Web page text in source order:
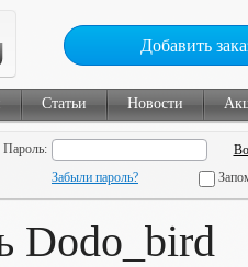
Добавить
Статьи Новости
Пароль:
Забыли пароль?
Dodo_bird